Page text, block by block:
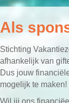
Als
Stichting
afhankelijk van
Dus jouw
mogelijk te maken!
Wil jij ons